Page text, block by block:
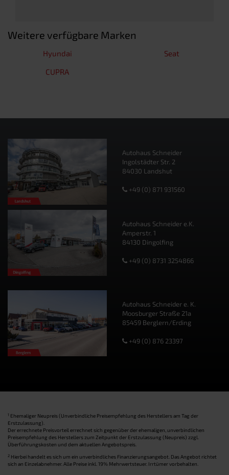
Weitere verfügbare Marken
Hyundai
Seat
CUPRA
Autohaus Schneider
Ingolstädter Str. 2
84030 Landshut
+49 (0) 871 931560
Autohaus Schneider e.K.
Amperstr. 1
84130 Dingolfing
+49 (0) 8731 3254866
Autohaus Schneider e. K.
Moosburger Straße 21a
85459 Berglern/Erding
+49 (0) 876 23397
1 Ehemaliger Neupreis (Unverbindliche Preisempfehlung des Herstellers am Tag der
Erstzulassung).
Der errechnete Preisvorteil errechnet sich gegenüber der ehemaligen, unverbindlichen
Preisempfehlung des Herstellers zum Zeitpunkt der Erstzulassung (Neupreis) zzgl.
Überführungskosten und dem aktuellen Angebotspreis.
2 Hierbei handelt es sich um ein unverbindliches Finanzierungsangebot. Das Angebot richtet
sich an Einzelabnehmer. Alle Preise inkl. 19% Mehrwertsteuer. Irrtümer vorbehalten.